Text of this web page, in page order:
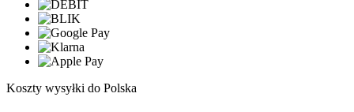
Koszty wysyłki do Polska